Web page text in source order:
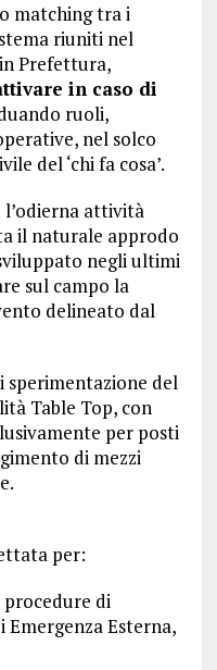
matching tra i
riuniti nel
Prefettura,
in caso di
ruoli,
nel solco
del ‘chi fa cosa’.
l’odierna attività
il naturale approdo
negli ultimi
sul campo la
delineato dal
sperimentazione del
Table Top, con
per posti
di mezzi
per:
di
Esterna,